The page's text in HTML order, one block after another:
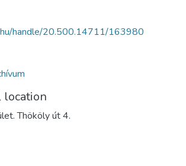
handle/20.500.14711/163980
location
Thököly út 4.